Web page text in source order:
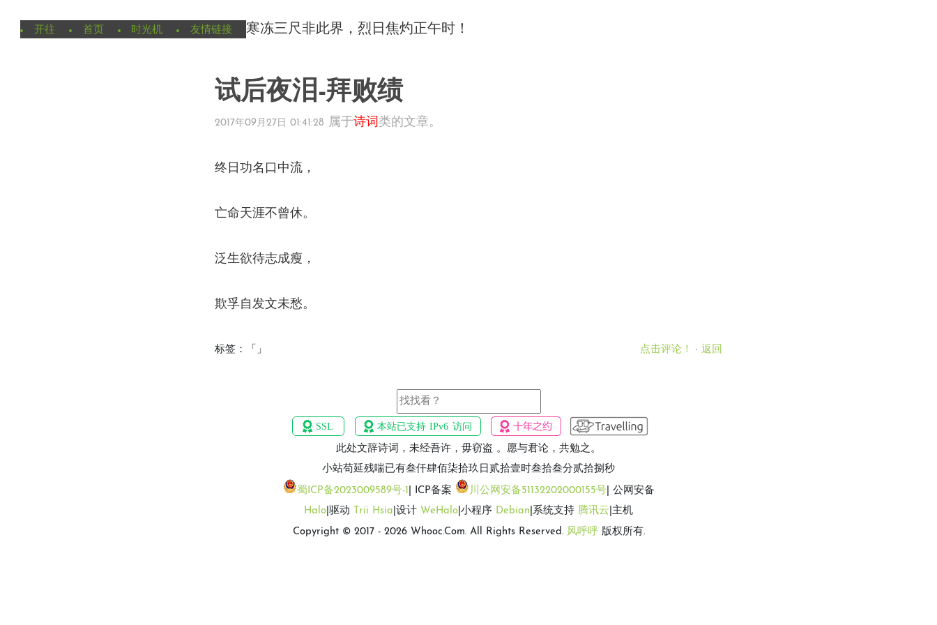
寒冻三尺非此界，烈日焦灼正午时！
开往 首页 时光机 友情链接
试后夜泪-拜败绩
2017年09月27日 01:41:28 属于诗词 类的文章。
终日功名口中流，
亡命天涯不曾休。
泛生欲待志成瘦，
欺孚自发文未愁。
标签：「」 点击评论！ · 返回
此处文辞诗词，未经吾许，毋窃盗 。愿与君论，共勉之。
小站苟延残喘已有叁仟肆佰柒拾玖日贰拾壹时叁拾叁分贰拾玖秒
蜀ICP备2023009589号-1 | ICP备案 川公网安备51132202000155号| 公网安备
Halo |驱动 Trii Hsia |设计 WeHalo |小程序 Debian |系统支持 腾讯云 |主机
Copyright © 2017 - 2026 Whooc.Com. All Rights Reserved. 风呼呼版权所有.